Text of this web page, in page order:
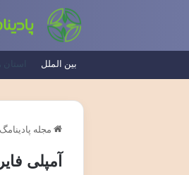
بین الملل
مجله پادینامگ
آمپلی